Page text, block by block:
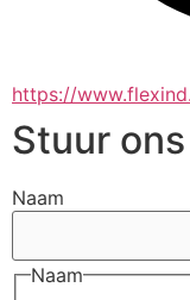
https://
Stuur
Naam
Naam